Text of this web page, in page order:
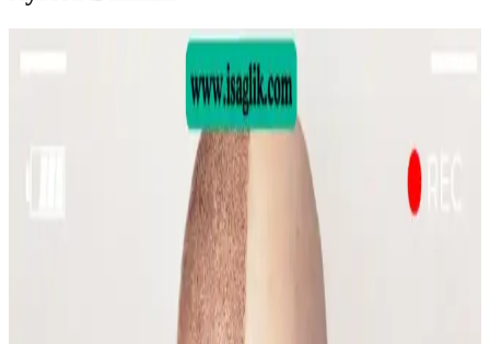
Sülfür Sabunu ile Sırt Aknesi Tedavisi: Etkiler,
Kullanım ve Öneriler
Sülfür sabunu, özellikle mantar kaynaklı sırt aknesinde etkili bir
tedavi seçeneği olarak öne çıkıyor. Kullanım sıklığı ve nemlendirme
önerileri ile cilt sağlığı korunmalı.
Emface Cilt Tedavisi: Yüz Hatları, Yaşlanma ve Cilt
Sağlığı Üzerine Analiz
Emface tedavisi yüz hatlarını belirginleştirirken, bazı kullanıcılar
ciltte hızlı yaşlanma belirtileri gözlemlemektedir. Tedavi etkileri,
yaşlanma ve yaşam tarzı faktörleriyle şekillenmektedir.